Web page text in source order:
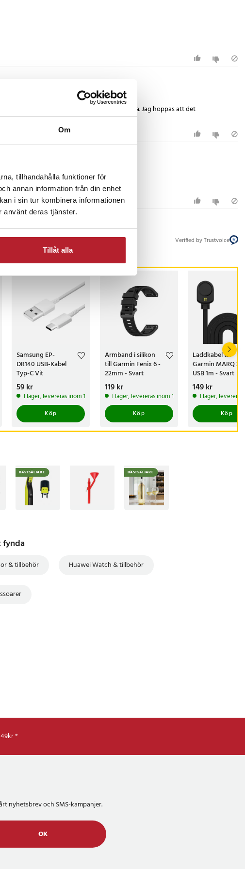
Om
tillhandahålla funktioner för
annan information från din enhet
i sin tur kombinera informationen
använt deras tjänster.
Tillåt alla
sönder. Ditt armband var monterat väldigt bra. Jag hoppas att det
Verified by Trustvoice
vardagar
Samsung EP-
DR140 USB-Kabel
Typ-C Vit
Pris:59 kr
59 kr
I lager, levereras inom 1-2 vardagar
Köp
Armband i silikon
till Garmin Fenix 6 -
22mm - Svart
Pris :119 kr
119 kr
I lager, levereras inom 1-2 vardagar
Köp
Laddkabel till
Garmin MARQ 2 -
USB 1m - Svart
Pris :149 kr
149 kr
I lager,
Köp
BÄSTSÄLJARE BÄSTSÄLJARE
& tillbehör Huawei Watch & tillbehör
*
nyhetsbrev och SMS-kampanjer.
OK